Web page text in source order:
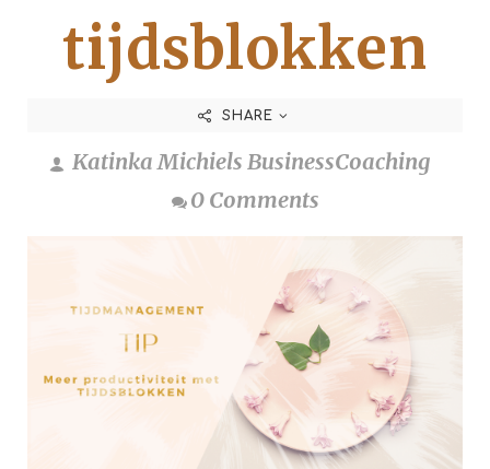
tijdsblokken
SHARE
Katinka Michiels BusinessCoaching
0 Comments